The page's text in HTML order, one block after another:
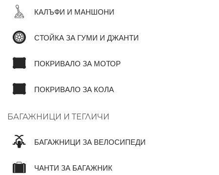
КАЛЪФИ И МАНШОНИ
СТОЙКА ЗА ГУМИ И ДЖАНТИ
ПОКРИВАЛО ЗА МОТОР
ПОКРИВАЛО ЗА КОЛА
БАГАЖНИЦИ И ТЕГЛИЧИ
БАГАЖНИЦИ ЗА ВЕЛОСИПЕДИ
ЧАНТИ ЗА БАГАЖНИК